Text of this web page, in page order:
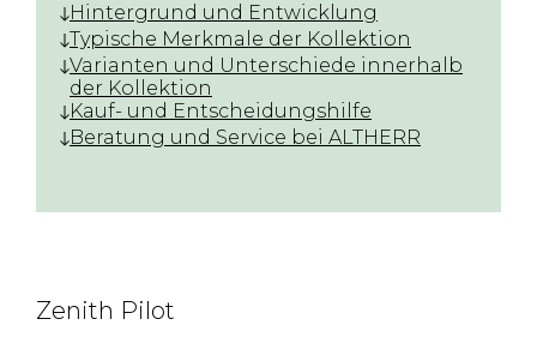
Hintergrund und Entwicklung
Typische Merkmale der Kollektion
Varianten und Unterschiede innerhalb
der Kollektion
Kauf- und Entscheidungshilfe
Beratung und Service bei ALTHERR
Zenith Pilot